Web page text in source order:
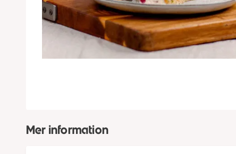
Mer information